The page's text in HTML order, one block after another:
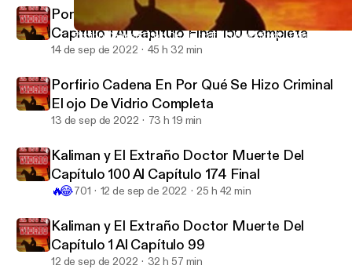
Porfirio Cadena El ojo De Vidrio En El Resucitado Completa
Porfirio cadena el ojo de vidrio
Porfirio Cadena En Frente a Frente Del
Capítulo 1 Al Capítulo Final 150 Completa
14 de sep de 2022 45 h 32 min
Porfirio Cadena En Por Qué Se Hizo Criminal
El ojo De Vidrio Completa
13 de sep de 2022 73 h 19 min
Kaliman y El Extraño Doctor Muerte Del
Capítulo 100 Al Capítulo 174 Final
🔥😂701 12 de sep de 2022 25 h 42 min
Kaliman y El Extraño Doctor Muerte Del
Capítulo 1 Al Capítulo 99
12 de sep de 2022 32 h 57 min